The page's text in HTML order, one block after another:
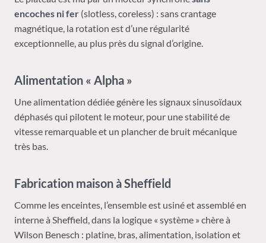
encoches ni fer (slotless, coreless) : sans crantage
magnétique, la rotation est d’une régularité
exceptionnelle, au plus près du signal d’origine.
Alimentation « Alpha »
Une alimentation dédiée génère les signaux sinusoïdaux
déphasés qui pilotent le moteur, pour une stabilité de
vitesse remarquable et un plancher de bruit mécanique
très bas.
Fabrication maison à Sheffield
Comme les enceintes, l’ensemble est usiné et assemblé en
interne à Sheffield, dans la logique « système » chère à
Wilson Benesch : platine, bras, alimentation, isolation et